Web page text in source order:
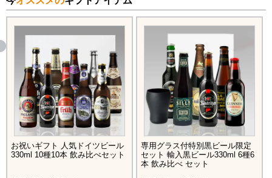
お祝いギフト 人気ドイツビール
330ml 10種10本 飲み比べセット
専用グラス付特別黒ビール限定
セット 輸入黒ビール330ml 6種6
本 飲み比べ セット